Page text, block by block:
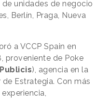
unidades de negocio
Berlín, Praga, Nueva
a VCCP Spain en
proveniente de Poke
Publicis), agencia en la
Estrategia. Con más